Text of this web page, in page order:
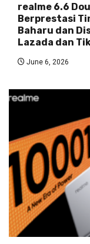
realme 6.6
Berprestasi
Baharu dan
Lazada dan
June 6, 2026